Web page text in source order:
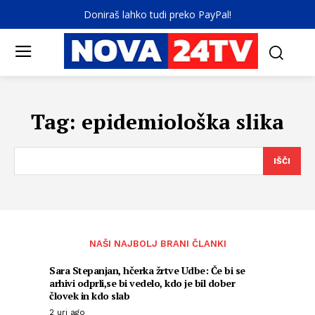
Doniraš lahko tudi preko PayPal!
Tag: epidemiološka slika
IŠČI
NAŠI NAJBOLJ BRANI ČLANKI
Sara Stepanjan, hčerka žrtve Udbe: Če bi se
arhivi odprli,se bi vedelo, kdo je bil dober
človek in kdo slab
2 uri ago